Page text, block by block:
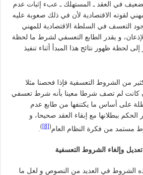
في العقد ـ المستهلك ـ عبء إثبات عدم
لقوته الاقتصادية لأن في ذلك صعوبة عليه
التعسف في السلطة الاقتصادية للمهني
و يقدر الطابع التعسفي لشرط ما لحظة
إلى لحظة ظهور نتائج هذا المبدأ أثناء تنفيذ
من الشروط التعسفية فإذا فحصنا مثلا
كانت لم تصف شرطا معينا بأنه شرط تعسفي
على أساس ما يكتنفها من طابع عدم
الحكم ببطلانها مع إبقاء العقد صحيحا، و
مستمد من فكرة النظام العام(
[8]
)
وإلغاء الشروط التعسفية
الشروط في العديد من النصوص و لعل ما